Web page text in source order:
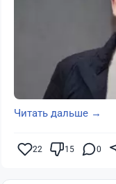
Читать дальше →
22 15 0